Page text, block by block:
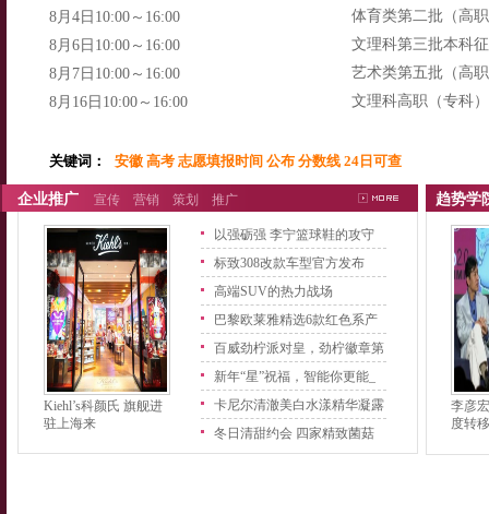
8月4日10:00～16:00
体育类第二批（高
8月6日10:00～16:00
文理科第三批本科
8月7日10:00～16:00
艺术类第五批（高
8月16日10:00～16:00
文理科高职（专科
关键词： 安徽 高考 志愿填报时间 公布 分数线 24日可查
企业推广 宣传 营销 策划 推广
Kiehl’s科颜氏 旗舰进
驻上海来
以强砺强 李宁篮球鞋的攻守
之
标致308改款车型官方发布
高端SUV的热力战场
巴黎欧莱雅精选6款红色系产
品
百威劲柠派对皇，劲柠徽章第
二
新年“星”祝福，智能你更能_
卡尼尔清澈美白水漾精华凝露
上
冬日清甜约会 四家精致菌菇
趋势学
李彦
度转